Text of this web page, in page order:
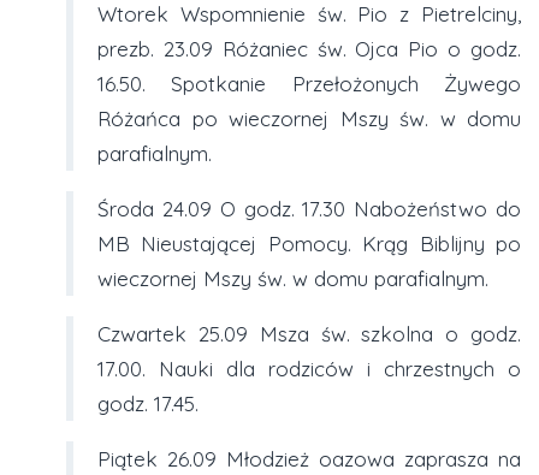
Wtorek Wspomnienie św. Pio z Pietrelciny,
prezb. 23.09 Różaniec św. Ojca Pio o godz.
16.50. Spotkanie Przełożonych Żywego
Różańca po wieczornej Mszy św. w domu
parafialnym.
Środa 24.09 O godz. 17.30 Nabożeństwo do
MB Nieustającej Pomocy. Krąg Biblijny po
wieczornej Mszy św. w domu parafialnym.
Czwartek 25.09 Msza św. szkolna o godz.
17.00. Nauki dla rodziców i chrzestnych o
godz. 17.45.
Piątek 26.09 Młodzież oazowa zaprasza na